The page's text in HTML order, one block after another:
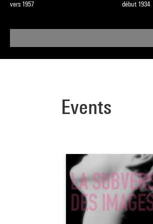
vers 1957
début 1934
Events